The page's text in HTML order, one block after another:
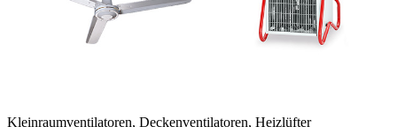
Kleinraumventilatoren, Deckenventilatoren, Heizlüfter